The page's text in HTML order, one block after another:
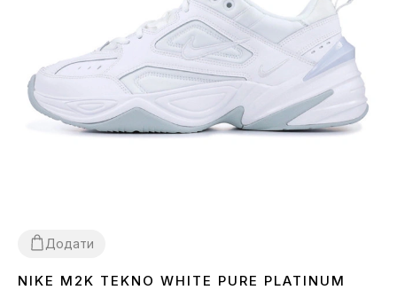
Додати
NIKE M2K TEKNO WHITE PURE PLATINUM